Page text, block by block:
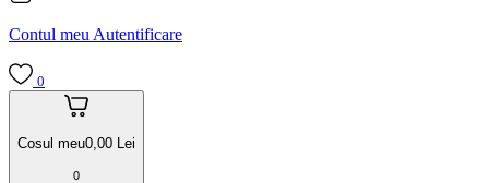
Contul meu Autentificare
0
Cosul meu0,00 Lei
0